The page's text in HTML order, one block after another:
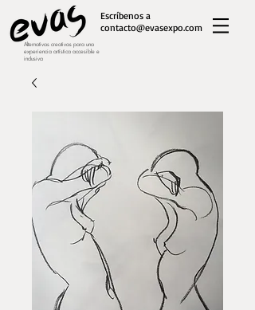
Escríbenos a
contacto@evasexpo.com
Alternativas creativas para una
experiencia artística accesible e
inclusiva